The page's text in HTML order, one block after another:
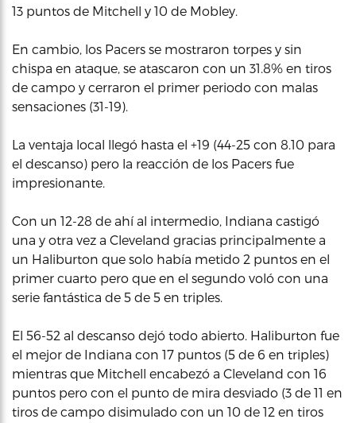
13 puntos de Mitchell y 10 de Mobley.
En cambio, los Pacers se mostraron torpes y sin
chispa en ataque, se atascaron con un 31.8% en tiros
de campo y cerraron el primer periodo con malas
sensaciones (31-19).
La ventaja local llegó hasta el +19 (44-25 con 8.10 para
el descanso) pero la reacción de los Pacers fue
impresionante.
Con un 12-28 de ahí al intermedio, Indiana castigó
una y otra vez a Cleveland gracias principalmente a
un Haliburton que solo había metido 2 puntos en el
primer cuarto pero que en el segundo voló con una
serie fantástica de 5 de 5 en triples.
El 56-52 al descanso dejó todo abierto. Haliburton fue
el mejor de Indiana con 17 puntos (5 de 6 en triples)
mientras que Mitchell encabezó a Cleveland con 16
puntos pero con el punto de mira desviado (3 de 11 en
tiros de campo disimulado con un 10 de 12 en tiros